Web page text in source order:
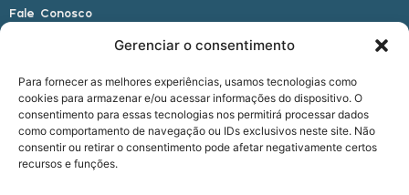
Gerenciar o consentimento
Para fornecer as melhores experiências, usamos tecnologias como
cookies para armazenar e/ou acessar informações do dispositivo. O
consentimento para essas tecnologias nos permitirá processar dados
como comportamento de navegação ou IDs exclusivos neste site. Não
consentir ou retirar o consentimento pode afetar negativamente certos
recursos e funções.
Fale Conosco
E-mail: alagoasbrasilnoticias@gmail.com
Telefone: (82) 9 9691-0391 (Whatsapp)
Responsável Técnico: Crysthyan Carlos
Rua do Sau - Centro - Anadia - AL - CEP: